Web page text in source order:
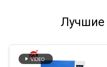
Лучшие